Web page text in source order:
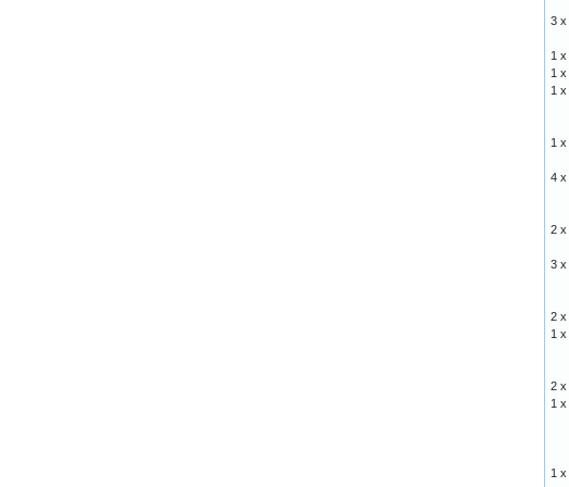
3 x
1 x
1 x
1 x
1 x
4 x
2 x
3 x
2 x
1 x
2 x
1 x
1 x